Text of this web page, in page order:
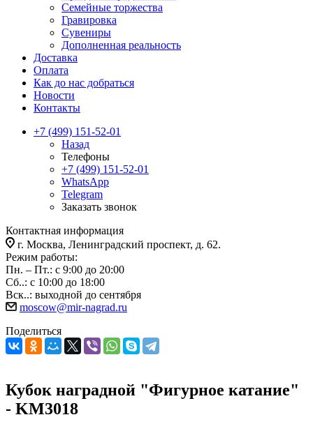
Семейные торжества
Гравировка
Сувениры
Дополненная реальность
Доставка
Оплата
Как до нас добраться
Новости
Контакты
+7 (499) 151-52-01
Назад
Телефоны
+7 (499) 151-52-01
WhatsApp
Telegram
Заказать звонок
Контактная информация
г. Москва, Ленинградский проспект, д. 62.
Режим работы:
Пн. – Пт.: с 9:00 до 20:00
Сб..: с 10:00 до 18:00
Вск..: выходной до сентября
moscow@mir-nagrad.ru
Поделиться
Кубок наградной "Фигурное катание"
- KM3018